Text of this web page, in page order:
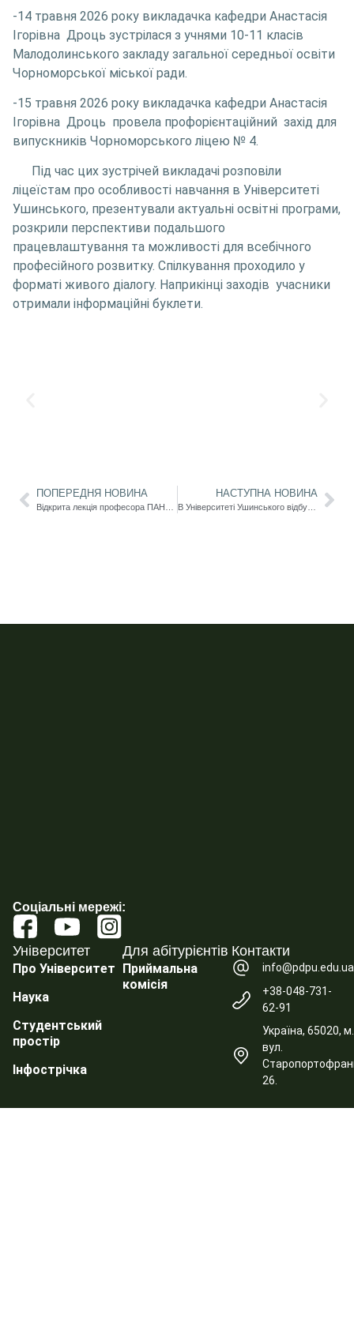
-14 травня 2026 року викладачка кафедри Анастасія
Ігорівна Дроць зустрілася з учнями 10-11 класів
Малодолинського закладу загальної середньої освіти
Чорноморської міської ради.
-15 травня 2026 року викладачка кафедри Анастасія
Ігорівна Дроць провела профорієнтаційний захід для
випускників Чорноморського ліцею № 4.
Під час цих зустрічей викладачі розповіли
ліцеїстам про особливості навчання в Університеті
Ушинського, презентували актуальні освітні програми,
розкрили перспективи подальшого
працевлаштування та можливості для всебічного
професійного розвитку. Спілкування проходило у
форматі живого діалогу. Наприкінці заходів учасники
отримали інформаційні буклети.
ПОПЕРЕДНЯ НОВИНА
Відкрита лекція професора ПАНКА Віталія Григоровича: “Актуальні проблеми наукових досліджень в психології”
НАСТУПНА НОВИНА
В Університеті Ушинського відбувся День відкритих дверей
Соціальні мережі:
Університет
Про Університет
Наука
Студентський
простір
Інфострічка
Для абітурієнтів
Приймальна
комісія
Контакти
info@pdpu.edu.ua
+38-048-731-
62-91
Україна, 65020,
вул.
26.